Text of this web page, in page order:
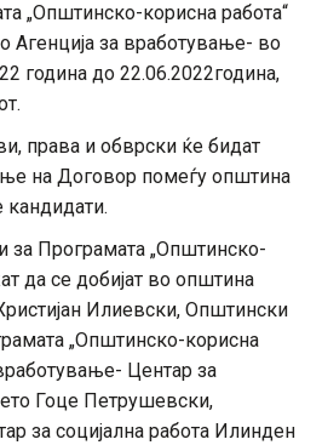
„Општинско-корисна работа“
Агенција за вработување- во
година до 22.06.2022година,
права и обврски ќе бидат
на Договор помеѓу општина
кандидати.
Програмата „Општинско-
да се добијат во општина
Илиевски, Општински
„Општинско-корисна
Центар за
Гоце Петрушевски,
за социјална работа Илинден